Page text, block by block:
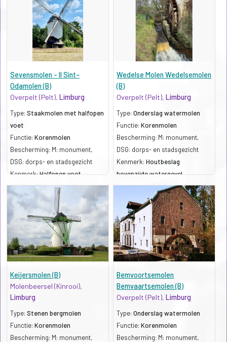
Sevensmolen - II Sint-
Odamolen (B)
Overpelt (Pelt), Limburg
Type: Staakmolen met halfopen
voet
Functie: Korenmolen
Bescherming: M: monument,
DSG: dorps- en stadsgezicht
Kenmerk:Halfopen voet
Wedelse Molen Wedelsemolen
(B)
Overpelt (Pelt),Limburg
Type:Onderslag watermolen
Functie:Korenmolen
Bescherming: M: monument,
DSG: dorps- en stadsgezicht
Kenmerk:Houtbeslag
bovenzijde watergevel
Keijersmolen (B)
Molenbeersel (Kinrooi),
Limburg
Type: Stenen bergmolen
Functie: Korenmolen
Bescherming: M: monument,
Bemvoortsemolen
Bemvaartsemolen (B)
Overpelt (Pelt),Limburg
Type:Onderslag watermolen
Functie:Korenmolen
Bescherming: M: monument,